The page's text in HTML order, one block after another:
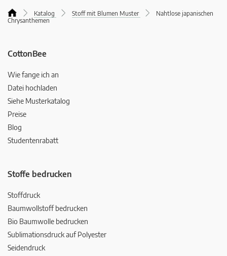
Katalog Stoff mit Blumen Muster
Nahtlose japanischen
Chrysanthemen
CottonBee
Wie fange ich an
Datei hochladen
Siehe Musterkatalog
Preise
Blog
Studentenrabatt
Stoffe bedrucken
Stoffdruck
Baumwollstoff bedrucken
Bio Baumwolle bedrucken
Sublimationsdruck auf Polyester
Seidendruck